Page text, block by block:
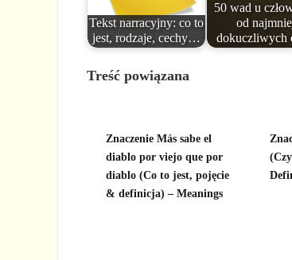
Tekst narracyjny: co to
jest, rodzaje, cechy…
50 wad u
od
Treść powiązana
Znaczenie Más sabe el
diablo por viejo que por
diablo (Co to jest, pojęcie
& definicja) – Meanings